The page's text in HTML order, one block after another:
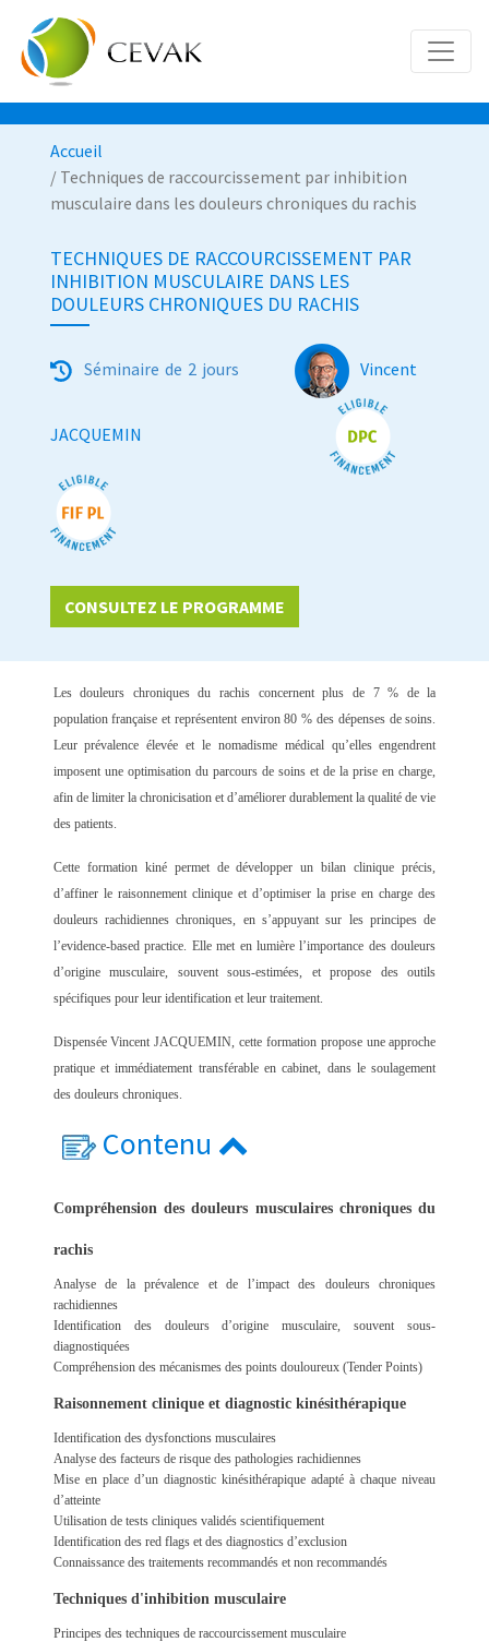
Accueil
/ Techniques de raccourcissement par inhibition
musculaire dans les douleurs chroniques du rachis
TECHNIQUES DE RACCOURCISSEMENT PAR
INHIBITION MUSCULAIRE DANS LES
DOULEURS CHRONIQUES DU RACHIS
Séminaire de 2 jours Vincent
JACQUEMIN
CONSULTEZ LE PROGRAMME
Les douleurs chroniques du rachis concernent plus de 7 % de la
population française et représentent environ 80 % des dépenses de soins.
Leur prévalence élevée et le nomadisme médical qu’elles engendrent
imposent une optimisation du parcours de soins et de la prise en charge,
afin de limiter la chronicisation et d’améliorer durablement la qualité de vie
des patients.
Cette formation kiné permet de développer unbilan clinique précis,
d’affiner le raisonnement cliniqueet d’optimiser laprise en charge des
douleurs rachidiennes chroniques, en s’appuyant sur les principes de
l’evidence-based practice. Elle met en lumière l’importance des douleurs
d’origine musculaire, souvent sous-estimées, et propose des outils
spécifiques pour leur identification et leur traitement.
Dispensée Vincent JACQUEMIN, cette formation propose une approche
pratique et immédiatement transférable en cabinet, dans le soulagement
des douleurs chroniques.
Contenu
Compréhension des douleurs musculaires chroniques du
rachis
Analyse de la prévalence et de l’impact des douleurs chroniques
rachidiennes
Identification des douleurs d’origine musculaire, souvent sous-
diagnostiquées
Compréhension des mécanismes des points douloureux (Tender Points)
Raisonnement clinique et diagnostic kinésithérapique
Identification des dysfonctions musculaires
Analyse des facteurs de risque des pathologies rachidiennes
Mise en place d’un diagnostic kinésithérapique adapté à chaque niveau
d’atteinte
Utilisation de tests cliniques validés scientifiquement
Identification des red flags et des diagnostics d’exclusion
Connaissance des traitements recommandés et non recommandés
Techniques d'inhibition musculaire
Principes des techniques de raccourcissement musculaire